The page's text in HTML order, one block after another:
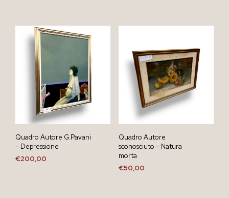
Quadro Autore G.Pavani
– Depressione
€200,00
Quadro Autore
sconosciuto – Natura
morta
€50,00